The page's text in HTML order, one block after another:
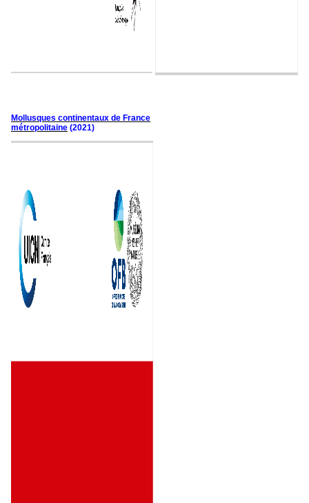
Mollusques continentaux de France
métropolitaine (2021)